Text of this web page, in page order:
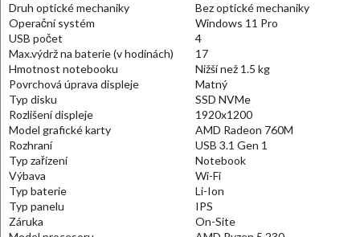
Druh optické mechaniky
Bez optické mechaniky
Operační systém
Windows 11 Pro
USB počet
4
Max.výdrž na baterie (v hodinách)
17
Hmotnost notebooku
Nižší než 1.5 kg
Povrchová úprava displeje
Matný
Typ disku
SSD NVMe
Rozlišení displeje
1920x1200
Model grafické karty
AMD Radeon 760M
Rozhraní
USB 3.1 Gen 1
Typ zařízení
Notebook
Výbava
Wi-Fi
Typ baterie
Li-Ion
Typ panelu
IPS
Záruka
On-Site